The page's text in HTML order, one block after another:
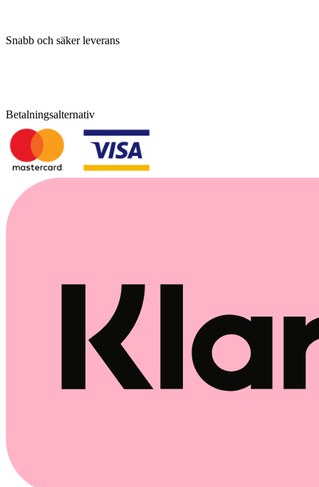
Snabb och säker leverans
Betalningsalternativ